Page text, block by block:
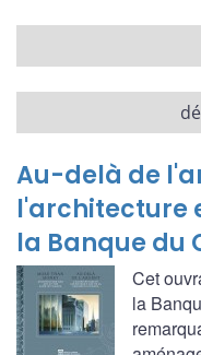
Au-delà de
l'architecture
la Banque du
Cet
la